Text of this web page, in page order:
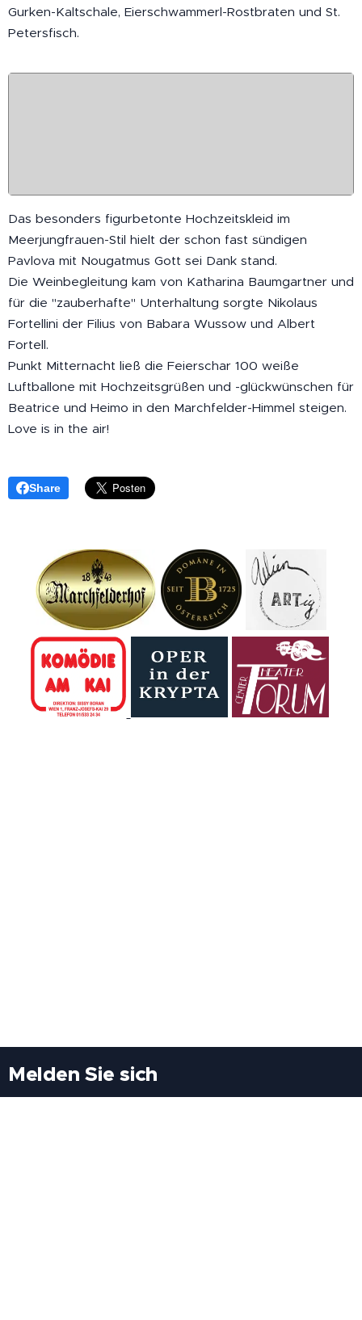
Gurken-Kaltschale, Eierschwammerl-Rostbraten und St.
Petersfisch.
HTML-Galerie 1
Das besonders figurbetonte Hochzeitskleid im
Meerjungfrauen-Stil hielt der schon fast sündigen
Pavlova mit Nougatmus Gott sei Dank stand.
Die Weinbegleitung kam von Katharina Baumgartner und
für die "zauberhafte" Unterhaltung sorgte Nikolaus
Fortellini der Filius von Babara Wussow und Albert
Fortell.
Punkt Mitternacht ließ die Feierschar 100 weiße
Luftballone mit Hochzeitsgrüßen und -glückwünschen für
Beatrice und Heimo in den Marchfelder-Himmel steigen.
Love is in the air!
Share
Melden Sie sich